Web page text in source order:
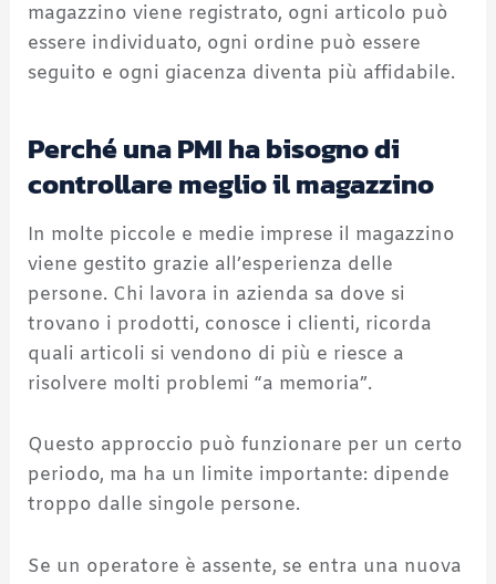
magazzino viene registrato, ogni articolo può
essere individuato, ogni ordine può essere
seguito e ogni giacenza diventa più affidabile.
Perché una PMI ha bisogno di
controllare meglio il magazzino
In molte piccole e medie imprese il magazzino
viene gestito grazie all’esperienza delle
persone. Chi lavora in azienda sa dove si
trovano i prodotti, conosce i clienti, ricorda
quali articoli si vendono di più e riesce a
risolvere molti problemi “a memoria”.
Questo approccio può funzionare per un certo
periodo, ma ha un limite importante: dipende
troppo dalle singole persone.
Se un operatore è assente, se entra una nuova